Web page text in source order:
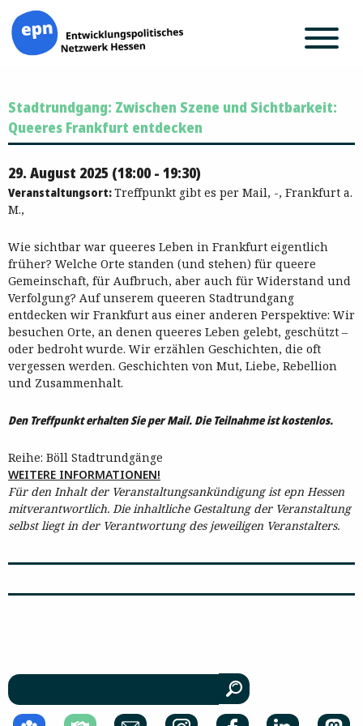
Inhalt
springen
Stadtrundgang: Zwischen Szene und Sichtbarkeit:
Queeres Frankfurt entdecken
29. August 2025 (18:00 - 19:30)
Veranstaltungsort:Treffpunkt gibt es per Mail, -, Frankfurt a.
M.,
Wie sichtbar war queeres Leben in Frankfurt eigentlich
früher? Welche Orte standen (und stehen) für queere
Gemeinschaft, für Aufbruch, aber auch für Widerstand und
Verfolgung? Auf unserem queeren Stadtrundgang
entdecken wir Frankfurt aus einer anderen Perspektive: Wir
besuchen Orte, an denen queeres Leben gelebt, geschützt –
oder bedroht wurde. Wir erzählen Geschichten, die oft
vergessen werden. Geschichten von Mut, Liebe, Rebellion
und Zusammenhalt.
Den Treffpunkt erhalten Sie per Mail. Die Teilnahme ist kostenlos.
Reihe: Böll Stadtrundgänge
WEITERE INFORMATIONEN!
Für den Inhalt der Veranstaltungsankündigung ist epn Hessen
mitverantwortlich. Die inhaltliche Gestaltung der Veranstaltung
selbst liegt in der Verantwortung des jeweiligen Veranstalters.